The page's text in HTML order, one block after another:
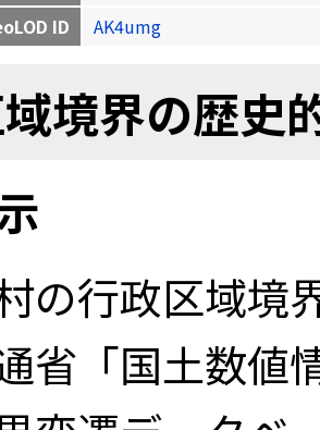
ID
AK4umg
境界の歴史
の行政区域境
省「国土数値